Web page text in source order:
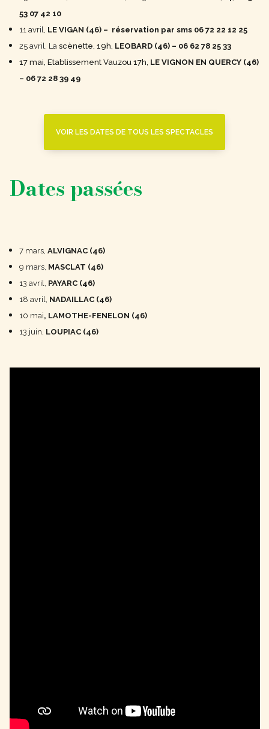
53 07 42 10
11 avril, LE VIGAN (46) – réservation par sms 06 72 22 12 25
25 avril, La scènette, 19h, LEOBARD (46) – 06 62 78 25 33
17 mai, Etablissement Vauzou 17h, LE VIGNON EN QUERCY (46)
– 06 72 28 39 49
VOIR LES DATES DE TOUS LES SPECTACLES
Dates passées
7 mars, ALVIGNAC (46)
9 mars, MASCLAT (46)
13 avril, PAYARC (46)
18 avril, NADAILLAC (46)
10 mai, LAMOTHE-FENELON (46)
13 juin, LOUPIAC (46)